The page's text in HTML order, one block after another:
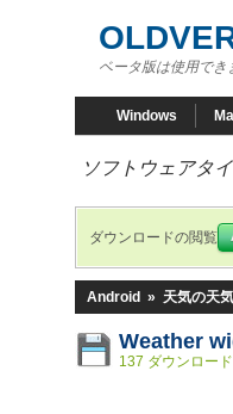
ベータ版は使用でき
Windows
ソフトウェアタ
ダウンロードの閲覧
Android » 天気の天気
Weather
137 ダウンロード